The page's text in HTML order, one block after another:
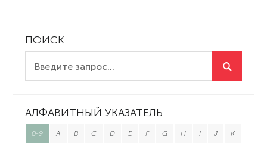
ПОИСК
АЛФАВИТНЫЙ УКАЗАТЕЛЬ
0-9 A B C D E F G H I J K